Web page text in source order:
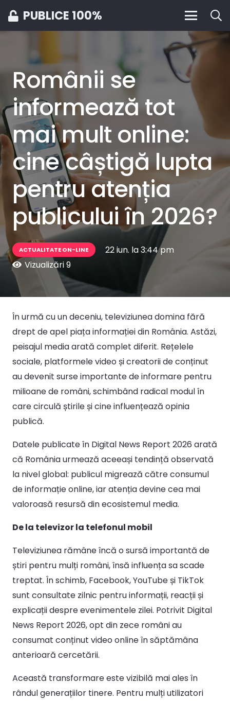
PUBLICE 100%
Românii se
informează tot
mai mult online:
cine câștigă lupta
pentru atenția
publicului în 2026?
ACTUALITATE ON-LINE
22 iun. la 3:44 pm
Vizualizări9
În urmă cu un deceniu, televiziunea domina fără
drept de apel piața informației din România. Astăzi,
peisajul media arată complet diferit. Rețelele
sociale, platformele video și creatorii de conținut
au devenit surse importante de informare pentru
milioane de români, schimbând radical modul în
care circulă știrile și cine influențează opinia
publică.
Datele publicate în Digital News Report 2026 arată
că România urmează aceeași tendință observată
la nivel global: publicul migrează către consumul
de informație online, iar atenția devine cea mai
valoroasă resursă din ecosistemul media.
De la televizor la telefonul mobil
Televiziunea rămâne încă o sursă importantă de
știri pentru mulți români, însă influența sa scade
treptat. În schimb, Facebook, YouTube și TikTok
sunt consultate zilnic pentru informații, reacții și
explicații despre evenimentele zilei. Potrivit Digital
News Report 2026, opt din zece români au
consumat conținut video online în săptămâna
anterioară cercetării.
Această transformare este vizibilă mai ales în
rândul generațiilor tinere. Pentru mulți utilizatori